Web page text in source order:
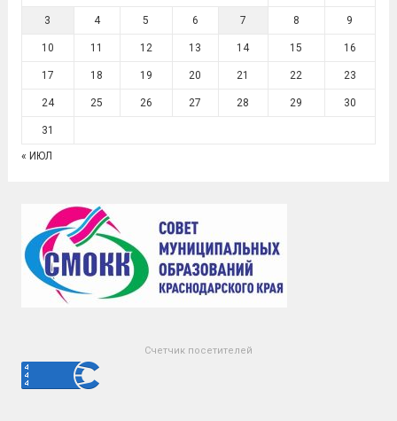
3 4 5 6 7 8 9
10 11 12 13 14 15 16
17 18 19 20 21 22 23
24 25 26 27 28 29 30
31
« ИЮЛ
Счетчик посетителей